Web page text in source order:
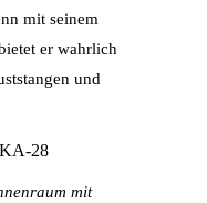
mit seinem
er wahrlich
und
mit